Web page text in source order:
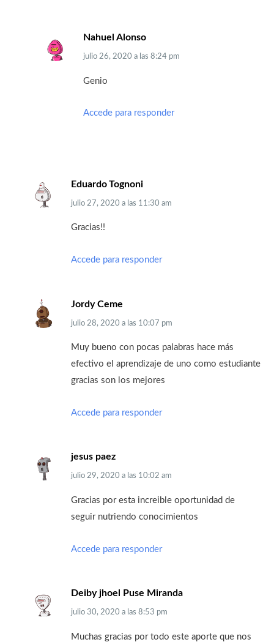
Nahuel Alonso
julio 26, 2020 a las 8:24 pm
Genio
Accede para responder
Eduardo Tognoni
julio 27, 2020 a las 11:30 am
Gracias!!
Accede para responder
Jordy Ceme
julio 28, 2020 a las 10:07 pm
Muy bueno con pocas palabras hace más
efectivo el aprendizaje de uno como estudiante
gracias son los mejores
Accede para responder
jesus paez
julio 29, 2020 a las 10:02 am
Gracias por esta increible oportunidad de
seguir nutriendo conocimientos
Accede para responder
Deiby jhoel Puse Miranda
julio 30, 2020 a las 8:53 pm
Muchas gracias por todo este aporte que nos